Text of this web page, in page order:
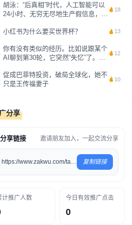
胡泳：“后真相”时代，人工智能可以
24小时、无穷无尽地生产假信息，鉴
息的真假，不如换一个原则。我的抖
免费资源，而是人类最后的抵抗。”
我觉...
18
小红书为什么要买世界杯？ 13
你有没有类似的经历。比如说跟某个
AI聊到第30轮，它突然“失忆”了。你
干二净。你用Claude写了一下午代
码，第二天重新打开，它对昨天的任
12
促成巴菲特投资，破局全球化，她不
只是王传福妻子
10
分享
分享链接 邀请朋友加入，一起交流分享
https://www.zakwu.com/tag/100 复制链接
计推广人数 今日有效推广点击
0